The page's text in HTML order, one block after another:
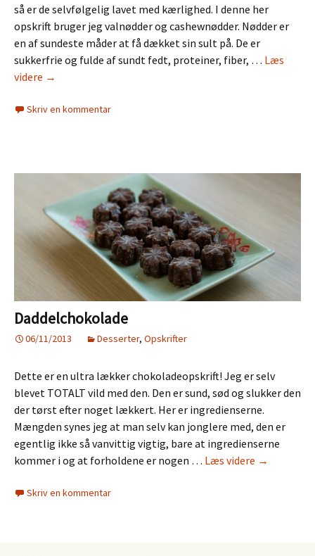
så er de selvfølgelig lavet med kærlighed. I denne her
opskrift bruger jeg valnødder og cashewnødder. Nødder er
en af sundeste måder at få dækket sin sult på. De er
sukkerfrie og fulde af sundt fedt, proteiner, fiber, … Læs
videre Energikugler!
→
Skriv en kommentar
Daddelchokolade
06/11/2013 Desserter, Opskrifter
Dette er en ultra lækker chokoladeopskrift! Jeg er selv
blevet TOTALT vild med den. Den er sund, sød og slukker den
der tørst efter noget lækkert. Her er ingredienserne.
Mængden synes jeg at man selv kan jonglere med, den er
egentlig ikke så vanvittig vigtig, bare at ingredienserne
kommer i og at forholdene er nogen … Læs videre →
Skriv en kommentar